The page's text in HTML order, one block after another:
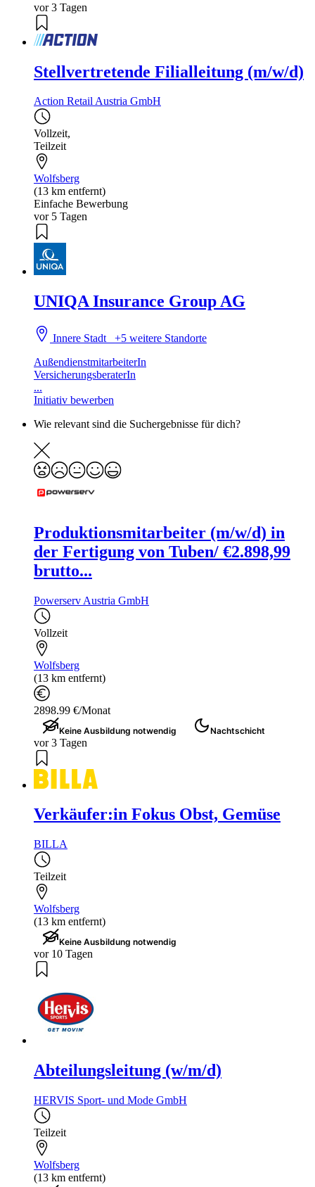
vor 3 Tagen
Stellvertretende Filialleitung (m/w/d)
Action Retail Austria GmbH
Vollzeit,
Teilzeit
Wolfsberg
(13 km entfernt)
Einfache Bewerbung
vor 5 Tagen
UNIQA Insurance Group AG
Innere Stadt+5 weitere Standorte
AußendienstmitarbeiterIn
VersicherungsberaterIn
...
Initiativ bewerben
Wie relevant sind die Suchergebnisse für dich?
Produktionsmitarbeiter (m/w/d) in
der Fertigung von Tuben/ €2.898,99
brutto...
Powerserv Austria GmbH
Vollzeit
Wolfsberg
(13 km entfernt)
2898.99 €/Monat
Keine Ausbildung notwendig Nachtschicht
vor 3 Tagen
Verkäufer:in Fokus Obst, Gemüse
BILLA
Teilzeit
Wolfsberg
(13 km entfernt)
Keine Ausbildung notwendig
vor 10 Tagen
Abteilungsleitung (w/m/d)
HERVIS Sport- und Mode GmbH
Teilzeit
Wolfsberg
(13 km entfernt)